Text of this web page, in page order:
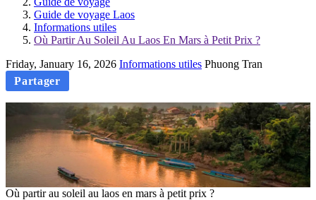
Guide de voyage Laos
Informations utiles
Où Partir Au Soleil Au Laos En Mars à Petit Prix ?
Friday, January 16, 2026 Informations utiles Phuong Tran
Partager
Où partir au soleil au laos en mars à petit prix ?